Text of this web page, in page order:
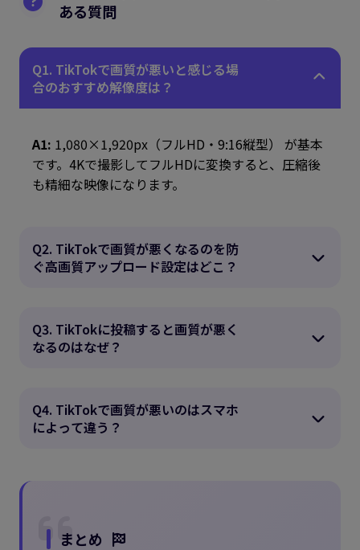
ある質問
Q1. TikTokで画質が悪いと感じる場
合のおすすめ解像度は？
A1: 1,080×1,920px（フルHD・9:16縦型） が基本
です。4Kで撮影してフルHDに変換すると、圧縮後
も精細な映像になります。
Q2. TikTokで画質が悪くなるのを防
ぐ高画質アップロード設定はどこ？
Q3. TikTokに投稿すると画質が悪く
なるのはなぜ？
Q4. TikTokで画質が悪いのはスマホ
によって違う？
まとめ